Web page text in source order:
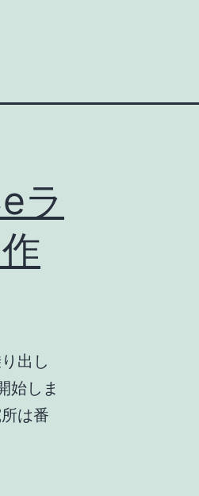
ラ
出し
始しま
は番